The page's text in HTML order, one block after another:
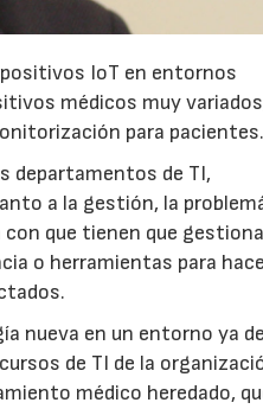
IoT en entornos
médicos muy
para pacientes.
departamentos de TI,
a la gestión, la
que tienen que
o herramientas para
nueva en un entorno ya
de TI de la
médico heredado,